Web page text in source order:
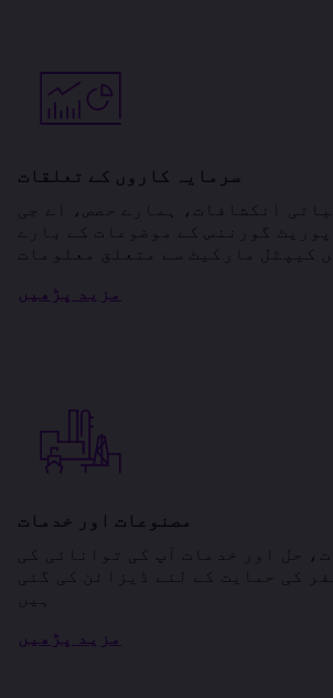
سرمایہ کاروں کے تعلقات
انکشافات، ہمارے حصص، اے جی
گورننس کے موضوعات کے بارے
کیپٹل مارکیٹ سے متعلق معلومات
مزید پڑھیں
مصنوعات اور خدمات
حل اور خدمات آپ کی توانائی کی
کی حمایت کے لئے ڈیزائن کی گئی
ہیں
مزید پڑھیں